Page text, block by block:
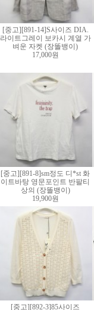
[중고][891-14]S사이즈 DIA.
라이트그레이 보카시 계열 가
벼운 자켓 (장똘뱅이)
17,000원
[중고][891-8]sm정도 디*st 화
이트바탕 영문포인트 반팔티
상의 (장똘뱅이)
19,900원
[중고][892-3]85사이즈